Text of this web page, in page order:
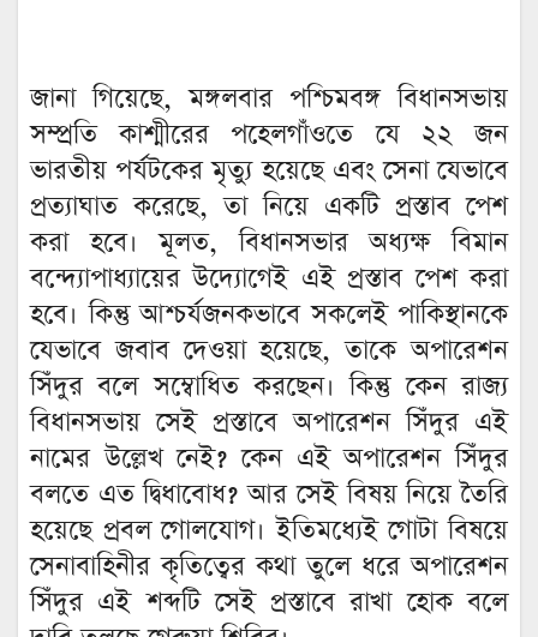
জানা গিয়েছে, মঙ্গলবার পশ্চিমবঙ্গ বিধানসভায়
সম্প্রতি কাশ্মীরের পহেলগাঁওতে যে ২২ জন
ভারতীয় পর্যটকের মৃত্যু হয়েছে এবং সেনা যেভাবে
প্রত্যাঘাত করেছে, তা নিয়ে একটি প্রস্তাব পেশ
করা হবে। মূলত, বিধানসভার অধ্যক্ষ বিমান
বন্দ্যোপাধ্যায়ের উদ্যোগেই এই প্রস্তাব পেশ করা
হবে। কিন্তু আশ্চর্যজনকভাবে সকলেই পাকিস্থানকে
যেভাবে জবাব দেওয়া হয়েছে, তাকে অপারেশন
সিঁদুর বলে সম্বোধিত করছেন। কিন্তু কেন রাজ্য
বিধানসভায় সেই প্রস্তাবে অপারেশন সিঁদুর এই
নামের উল্লেখ নেই? কেন এই অপারেশন সিঁদুর
বলতে এত দ্বিধাবোধ? আর সেই বিষয় নিয়ে তৈরি
হয়েছে প্রবল গোলযোগ। ইতিমধ্যেই গোটা বিষয়ে
সেনাবাহিনীর কৃতিত্বের কথা তুলে ধরে অপারেশন
সিঁদুর এই শব্দটি সেই প্রস্তাবে রাখা হোক বলে